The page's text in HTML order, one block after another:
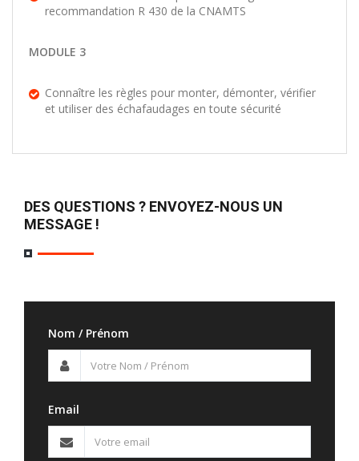
recommandation R 430 de la CNAMTS
MODULE 3
Connaître les règles pour monter, démonter, vérifier
et utiliser des échafaudages en toute sécurité
DES QUESTIONS ? ENVOYEZ-NOUS UN
MESSAGE !
Nom / Prénom
Email